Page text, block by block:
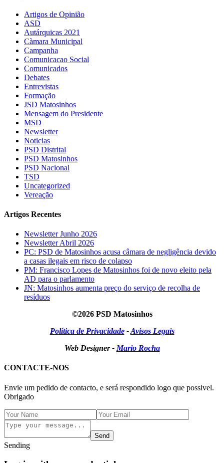
Artigos de Opinião
ASD
Autárquicas 2021
Càmara Municipal
Campanha
Comunicacao Social
Comunicados
Debates
Entrevistas
Formação
JSD Matosinhos
Mensagem do Presidente
MSD
Newsletter
Noticias
PSD Distrital
PSD Matosinhos
PSD Nacional
TSD
Uncategorized
Vereação
Artigos Recentes
Newsletter Junho 2026
Newsletter Abril 2026
PC: PSD de Matosinhos acusa câmara de negligência devido
a casas ilegais em risco de colapso
PM: Francisco Lopes de Matosinhos foi de novo eleito pela
AD para o parlamento
JN: Matosinhos aumenta preço do serviço de recolha de
resíduos
©2026 PSD Matosinhos
Política de Privacidade-Avisos Legais
Web Designer - Mario Rocha
CONTACTE-NOS
Envie um pedido de contacto, e será respondido logo que possivel.
Obrigado
Send
Sending